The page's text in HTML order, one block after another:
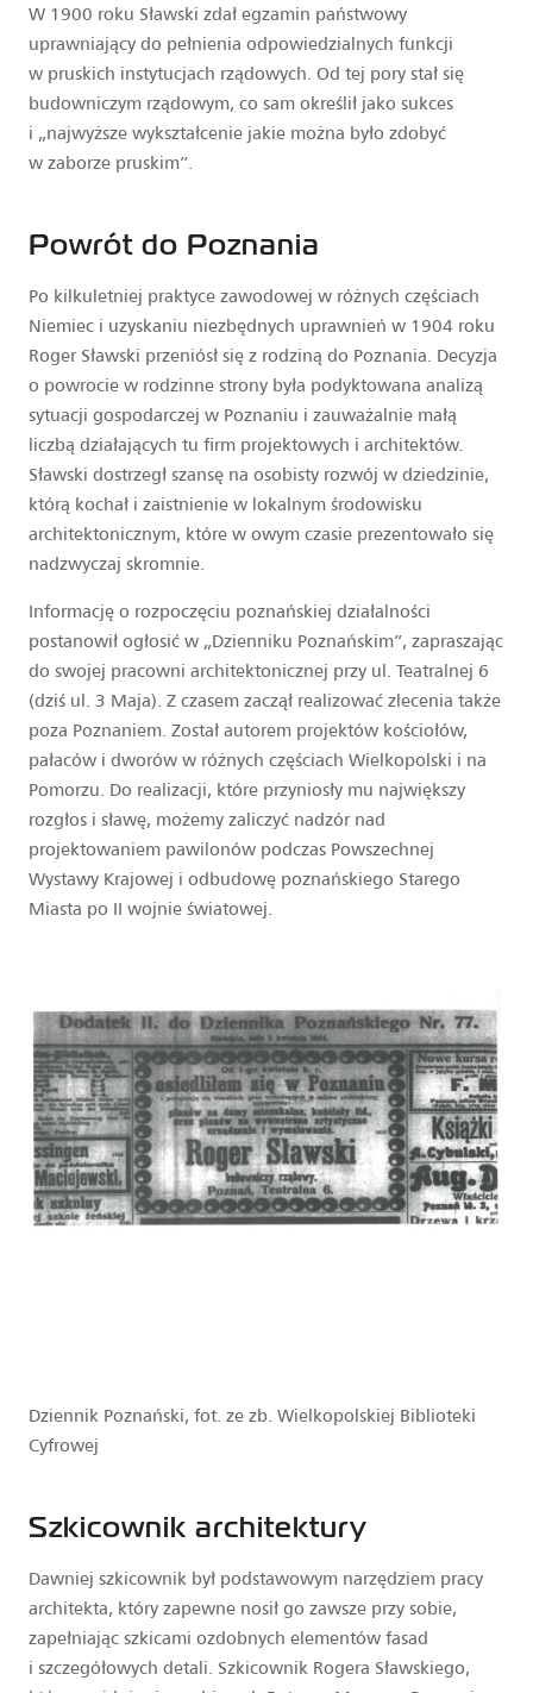
W 1900 roku Sławski zdał egzamin państwowy
uprawniający do pełnienia odpowiedzialnych funkcji
w pruskich instytucjach rządowych. Od tej pory stał się
budowniczym rządowym, co sam określił jako sukces
i „najwyższe wykształcenie jakie można było zdobyć
w zaborze pruskim”.
Powrót do Poznania
Po kilkuletniej praktyce zawodowej w różnych częściach
Niemiec i uzyskaniu niezbędnych uprawnień w 1904 roku
Roger Sławski przeniósł się z rodziną do Poznania. Decyzja
o powrocie w rodzinne strony była podyktowana analizą
sytuacji gospodarczej w Poznaniu i zauważalnie małą
liczbą działających tu firm projektowych i architektów.
Sławski dostrzegł szansę na osobisty rozwój w dziedzinie,
którą kochał i zaistnienie w lokalnym środowisku
architektonicznym, które w owym czasie prezentowało się
nadzwyczaj skromnie.
Informację o rozpoczęciu poznańskiej działalności
postanowił ogłosić w „Dzienniku Poznańskim”, zapraszając
do swojej pracowni architektonicznej przy ul. Teatralnej 6
(dziś ul. 3 Maja). Z czasem zaczął realizować zlecenia także
poza Poznaniem. Został autorem projektów kościołów,
pałaców i dworów w różnych częściach Wielkopolski i na
Pomorzu. Do realizacji, które przyniosły mu największy
rozgłos i sławę, możemy zaliczyć nadzór nad
projektowaniem pawilonów podczas Powszechnej
Wystawy Krajowej i odbudowę poznańskiego Starego
Miasta po II wojnie światowej.
Dziennik Poznański, fot. ze zb. Wielkopolskiej Biblioteki
Cyfrowej
Szkicownik architektury
Dawniej szkicownik był podstawowym narzędziem pracy
architekta, który zapewne nosił go zawsze przy sobie,
zapełniając szkicami ozdobnych elementów fasad
i szczegółowych detali. Szkicownik Rogera Sławskiego,